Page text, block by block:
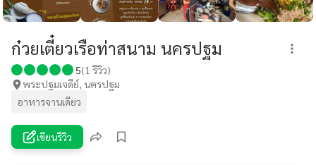
ก๋วยเตี๋ยวเรือท่าสนาม นครปฐม
5(1 รีวิว)
พระปฐมเจดีย์, นครปฐม
อาหารจานเดียว
เขียนรีวิว